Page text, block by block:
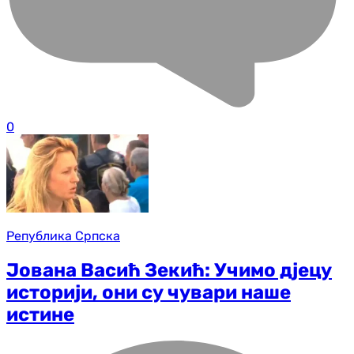
0
Република Српска
Јована Васић Зекић: Учимо дјецу
историји, они су чувари наше
истине